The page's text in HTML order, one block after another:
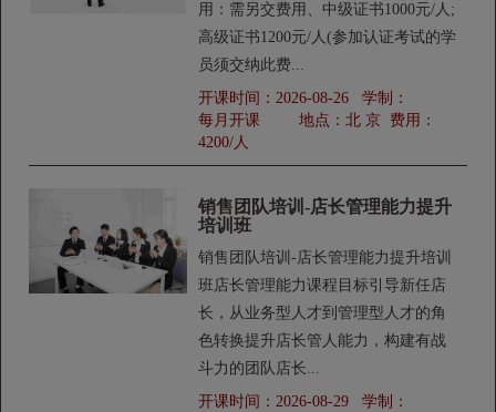
用：需另交费用、中级证书1000元/人;
高级证书1200元/人(参加认证考试的学
员须交纳此费...
开课时间： 2026-08-26学制：
每月开课
地点： 北 京费用：
4200/人
销售团队培训-店长管理能力提升
培训班
销售团队培训-店长管理能力提升培训
班店长管理能力课程目标引导新任店
长，从业务型人才到管理型人才的角
色转换提升店长管人能力，构建有战
斗力的团队店长...
开课时间： 2026-08-29学制：